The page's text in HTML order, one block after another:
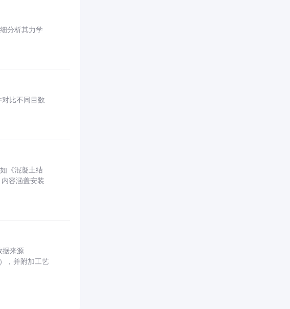
分析其力学
比不同目数
《混凝土结
容涵盖安装
据来源
，并附加工艺